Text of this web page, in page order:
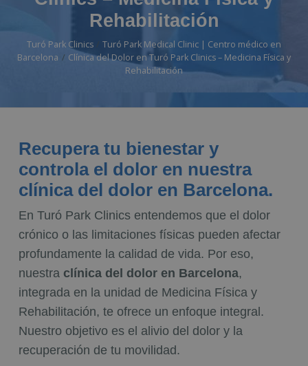
Rehabilitación
Turó Park Clinics
Turó Park Medical Clinic | Centro médico en
Barcelona
Clínica del Dolor en Turó Park Clinics – Medicina Física y
Rehabilitación
Recupera tu bienestar y
controla el dolor en nuestra
clínica del dolor en Barcelona.​
En Turó Park Clinics entendemos que el dolor
crónico o las limitaciones físicas pueden afectar
profundamente la calidad de vida. Por eso,
nuestra clínica del dolor en Barcelona​,
integrada en la unidad de Medicina Física y
Rehabilitación, te ofrece un enfoque integral.
Nuestro objetivo es el alivio del dolor y la
recuperación de tu movilidad.